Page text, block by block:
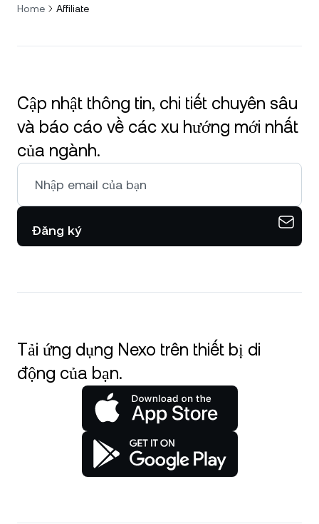
Home Affiliate
Cập nhật thông tin, chi tiết chuyên sâu
và báo cáo về các xu hướng mới nhất
của ngành.
Đăng ký
Tải ứng dụng Nexo trên thiết bị di
động của bạn.